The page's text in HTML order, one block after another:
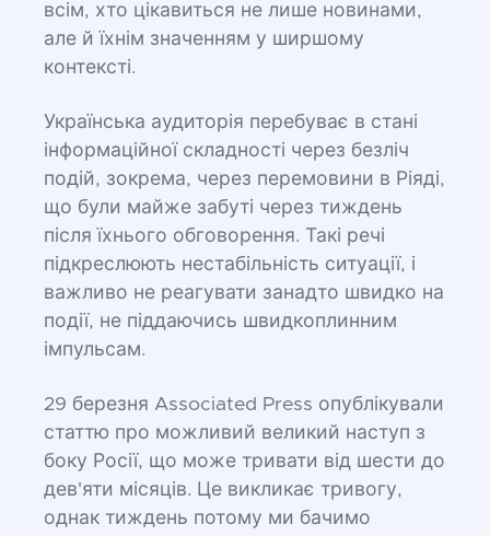
всім, хто цікавиться не лише новинами,
але й їхнім значенням у ширшому
контексті.
Українська аудиторія перебуває в стані
інформаційної складності через безліч
подій, зокрема, через перемовини в Ріяді,
що були майже забуті через тиждень
після їхнього обговорення. Такі речі
підкреслюють нестабільність ситуації, і
важливо не реагувати занадто швидко на
події, не піддаючись швидкоплинним
імпульсам.
29 березня Associated Press опублікували
статтю про можливий великий наступ з
боку Росії, що може тривати від шести до
дев'яти місяців. Це викликає тривогу,
однак тиждень потому ми бачимо